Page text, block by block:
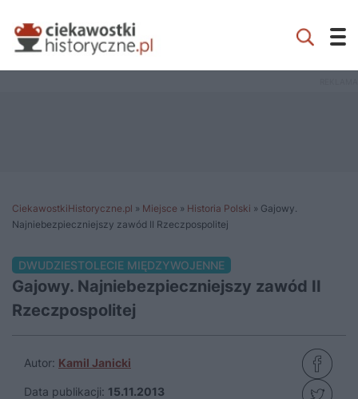
CiekawostkiHistoryczne.pl » Miejsce » Historia Polski » Gajowy.
Najniebezpieczniejszy zawód II Rzeczpospolitej
DWUDZIESTOLECIE MIĘDZYWOJENNE
Gajowy. Najniebezpieczniejszy zawód II
Rzeczpospolitej
Autor: Kamil Janicki
Data publikacji: 15.11.2013